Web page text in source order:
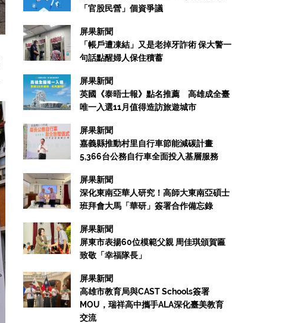
「官股民營」個資爭議
屏果新聞
「帳戶遭凍結」又是老掉牙詐術 保大警一
句話點醒婦人保住積蓄
屏果新聞
英國《泰晤士報》點名推薦 高雄成全臺
唯一入選11月值得造訪旅遊城市
屏果新聞
嘉義縣推動村里自行車節能減碳計畫
5,366台公務自行車全面投入基層服務
屏果新聞
深化東南亞華人研究！高師大東南亞碩士
班拜會大馬「華研」簽署合作備忘錄
屏果新聞
屏東市表揚60位模範父親 周佳琪頒賀匾
致敬「幸福隊長」
屏果新聞
高雄市教育局與CAST Schools簽署
MOU，瑞祥高中攜手ALA深化臺美教育
交流